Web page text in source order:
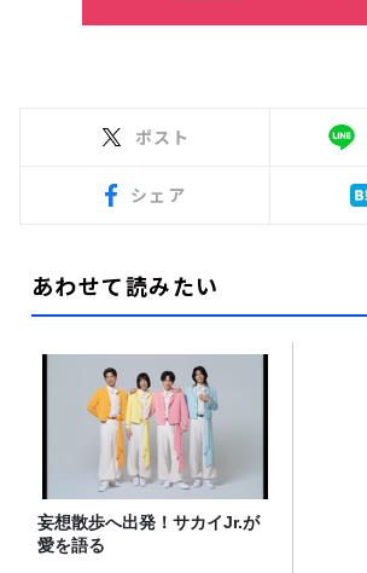
ポスト
シェア
あわせて読みたい
妄想散歩へ出発！サカイJr.が
愛を語る